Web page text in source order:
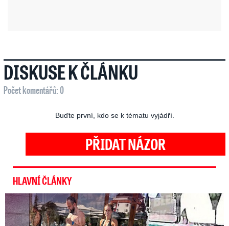
DISKUSE K ČLÁNKU
Počet komentářů: 0
Buďte první, kdo se k tématu vyjádří.
PŘIDAT NÁZOR
HLAVNÍ ČLÁNKY
Exministryně s Havránkem dováděli v Polsku: První slova!